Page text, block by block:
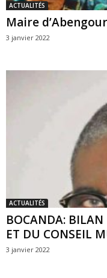
ACTUALITÉS
Maire
3 janvier 2022
ACTUALITÉS
BOCANDA:
ET DU CONSEIL
3 janvier 2022